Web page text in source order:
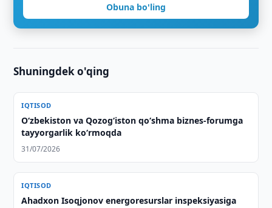
Obuna bo'ling
Shuningdek o'qing
IQTISOD
O‘zbekiston va Qozog‘iston qo‘shma biznes-forumga
tayyorgarlik ko‘rmoqda
31/07/2026
IQTISOD
Ahadxon Isoqjonov energoresurslar inspeksiyasiga